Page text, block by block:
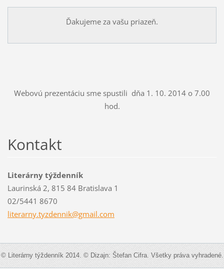
Ďakujeme za vašu priazeň.
Webovú prezentáciu sme spustili dňa 1. 10. 2014 o 7.00
hod.
Kontakt
Literárny týždenník
Laurinská 2, 815 84 Bratislava 1
02/5441 8670
literarny.tyzdennik@gmail.com
© Literárny týždenník 2014. © Dizajn: Štefan Cifra. Všetky práva vyhradené.